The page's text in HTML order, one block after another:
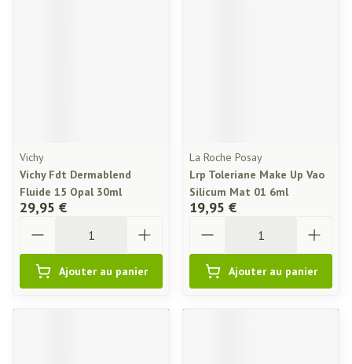
Vichy
Vichy Fdt Dermablend
Fluide 15 Opal 30ml
29,95 €
Ajouter au panier
La Roche Posay
Lrp Toleriane Make Up Vao
Silicum Mat 01 6ml
19,95 €
Ajouter au panier